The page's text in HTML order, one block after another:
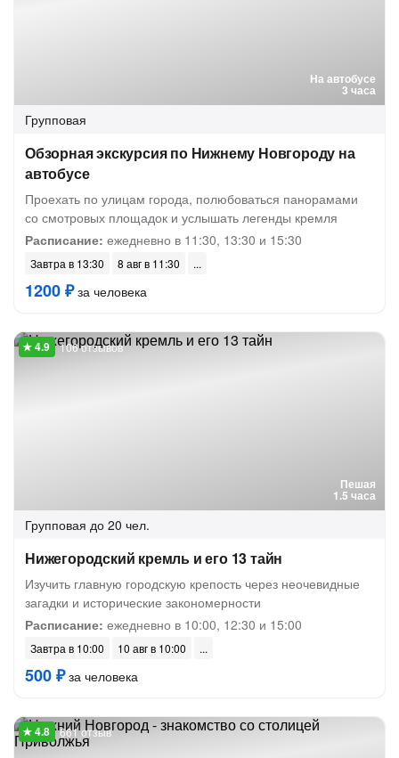
На автобусе
3 часа
Групповая
Обзорная экскурсия по Нижнему Новгороду на
автобусе
Проехать по улицам города, полюбоваться панорамами
со смотровых площадок и услышать легенды кремля
Расписание: ежедневно в 11:30, 13:30 и 15:30
Завтра в 13:30 8 авг в 11:30
1200 ₽за человека
Пешая
1.5 часа
106 отзывов
Групповая до 20 чел.
Нижегородский кремль и его 13 тайн
Изучить главную городскую крепость через неочевидные
загадки и исторические закономерности
Расписание: ежедневно в 10:00, 12:30 и 15:00
Завтра в 10:00 10 авг в 10:00
500 ₽за человека
661 отзыв